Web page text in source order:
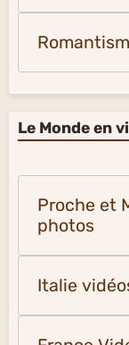
Le Monde en
Proche et
photos
Italie